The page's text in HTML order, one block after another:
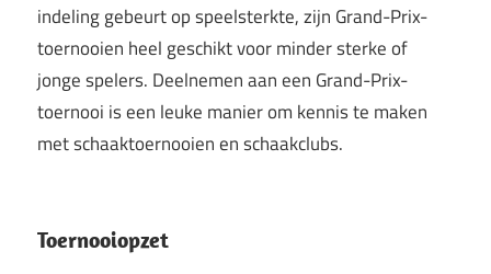
indeling gebeurt op speelsterkte, zijn Grand-Prix-
toernooien heel geschikt voor minder sterke of
jonge spelers. Deelnemen aan een Grand-Prix-
toernooi is een leuke manier om kennis te maken
met schaaktoernooien en schaakclubs.
Toernooiopzet